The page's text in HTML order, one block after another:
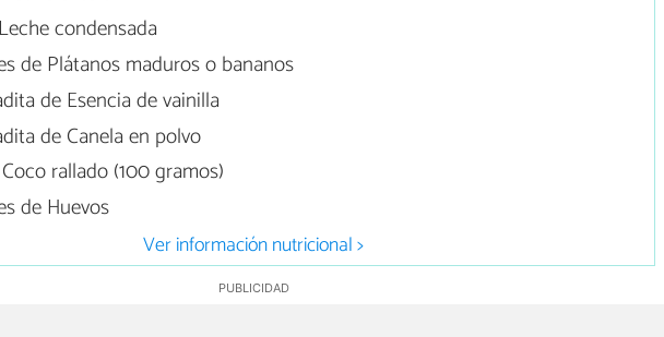
condensada
de Plátanos maduros o bananos
de Esencia de vainilla
de Canela en polvo
rallado (100 gramos)
de Huevos
Ver información nutricional >